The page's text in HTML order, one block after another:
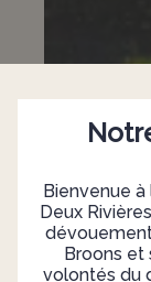
Bienvenue
Deux
Broons et
volontés du